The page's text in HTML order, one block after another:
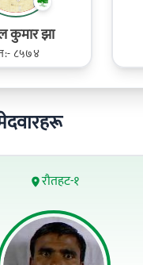
कुमार झा
८५७४
रौतहट-१